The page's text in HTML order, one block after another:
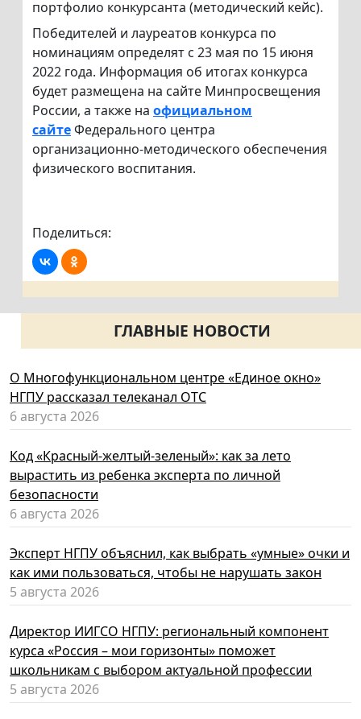
портфолио конкурсанта (методический кейс).
Победителей и лауреатов конкурса по
номинациям определят с 23 мая по 15 июня
2022 года. Информация об итогах конкурса
будет размещена на сайте Минпросвещения
России, а также на официальном
сайтеФедерального центра
организационно-методического обеспечения
физического воспитания.
Поделиться:
ГЛАВНЫЕ НОВОСТИ
О Многофункциональном центре «Единое окно»
НГПУ рассказал телеканал ОТС
6 августа 2026
Код «Красный-желтый-зеленый»: как за лето
вырастить из ребенка эксперта по личной
безопасности
6 августа 2026
Эксперт НГПУ объяснил, как выбрать «умные» очки и
как ими пользоваться, чтобы не нарушать закон
5 августа 2026
Директор ИИГСО НГПУ: региональный компонент
курса «Россия – мои горизонты» поможет
школьникам с выбором актуальной профессии
5 августа 2026